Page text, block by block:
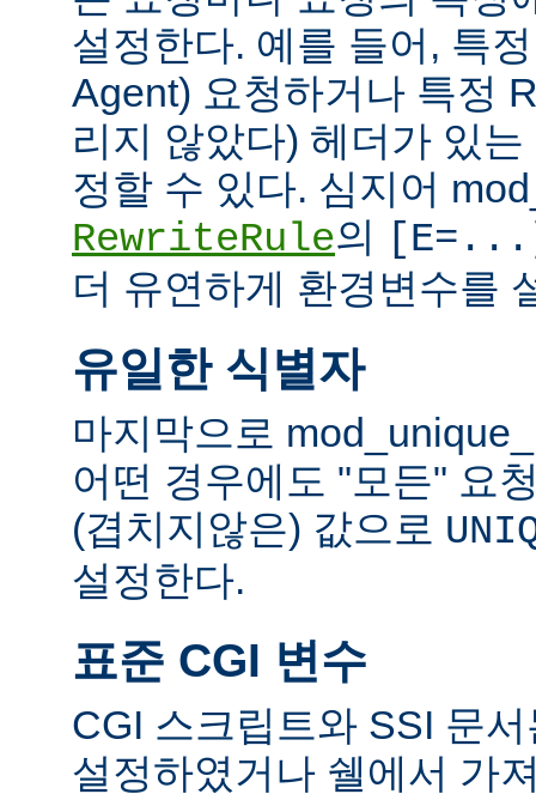
설정한다. 예를 들어, 특
Agent) 요청하거나 특정
리지 않았다) 헤더가 있
정할 수 있다. 심지어
RewriteRule의
더 유연하게 환경변수를
유일한 식별자
마지막으로
어떤 경우에도 "모든" 요
(겹치지않은) 값으로
설정한다.
표준 CGI 변수
CGI 스크립트와 SSI 문
설정하였거나 쉘에서 가